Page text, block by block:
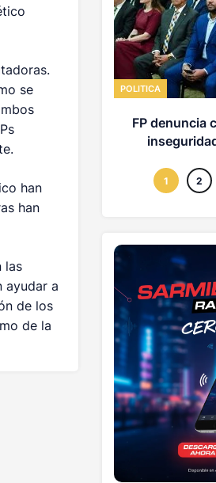
se
han
han
las
ayudar a
de los
de la
POLITICA
FP denuncia
1 2